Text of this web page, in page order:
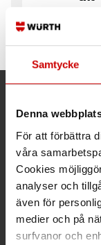
Samtycke
Denna
För att förbättra
våra
Cookies
analyser och
även för
medier och på
surfvanor och
SAC